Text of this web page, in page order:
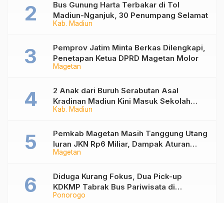
Kab. Madiun
Bus Gunung Harta Terbakar di Tol
Madiun-Nganjuk, 30 Penumpang Selamat
Magetan
Pemprov Jatim Minta Berkas Dilengkapi,
Penetapan Ketua DPRD Magetan Molor
Kab. Madiun
2 Anak dari Buruh Serabutan Asal
Kradinan Madiun Kini Masuk Sekolah
Rakyat
Magetan
Pemkab Magetan Masih Tanggung Utang
Iuran JKN Rp6 Miliar, Dampak Aturan
Berlaku Surut dan Tekanan Fiskal
Ponorogo
Diduga Kurang Fokus, Dua Pick-up
KDKMP Tabrak Bus Pariwisata di
Sukorejo Ponorogo